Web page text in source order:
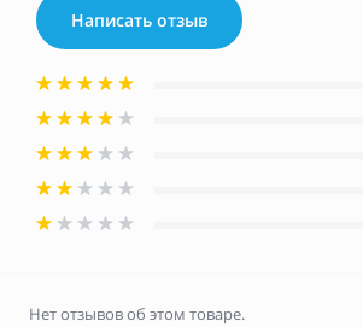
Написать отзыв
Нет отзывов об этом товаре.